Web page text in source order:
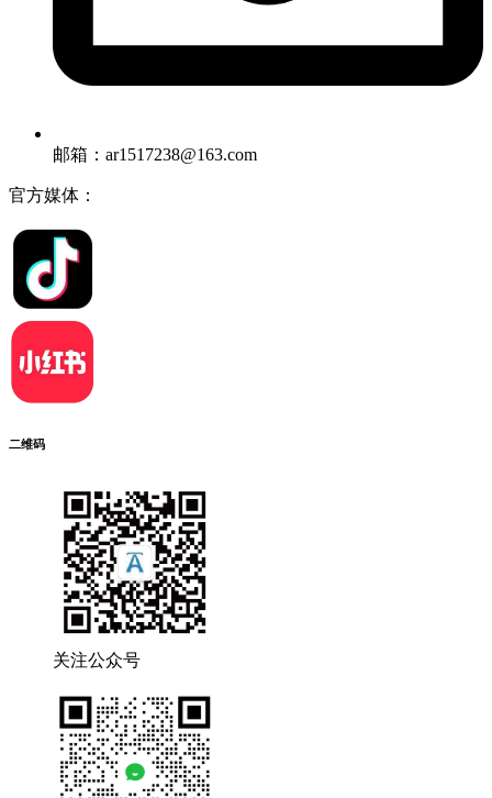
邮箱：ar1517238@163.com
官方媒体：
二维码
关注公众号